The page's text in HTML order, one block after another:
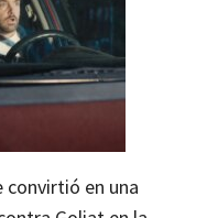
convirtió en una